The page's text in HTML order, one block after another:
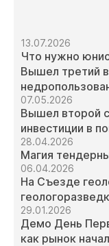
13.07.2026
Что нужно
Вышел третий
07.05.2026
Вышел второй
инвестиции в
28.04.2026
Магия
06.04.2026
На Съезде
29.01.2026
Демо День
как рынок